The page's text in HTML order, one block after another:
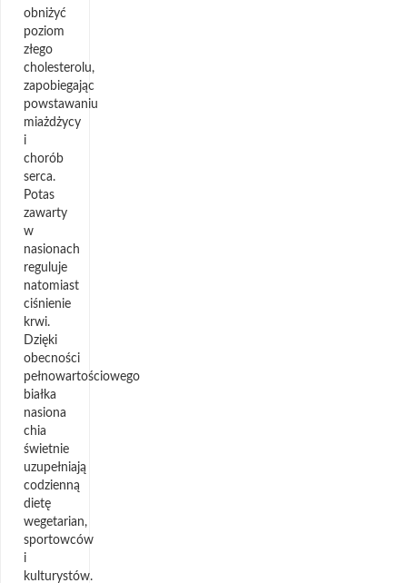
obniżyć
poziom
złego
cholesterolu,
zapobiegając
powstawaniu
miażdżycy
i
chorób
serca.
Potas
zawarty
w
nasionach
reguluje
natomiast
ciśnienie
krwi.
Dzięki
obecności
pełnowartościowego
białka
nasiona
chia
świetnie
uzupełniają
codzienną
dietę
wegetarian,
sportowców
i
kulturystów.